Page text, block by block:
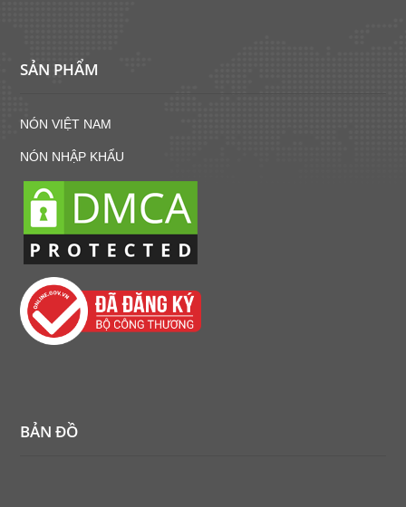
SẢN PHẨM
NÓN VIỆT NAM
NÓN NHẬP KHẨU
BẢN ĐỒ